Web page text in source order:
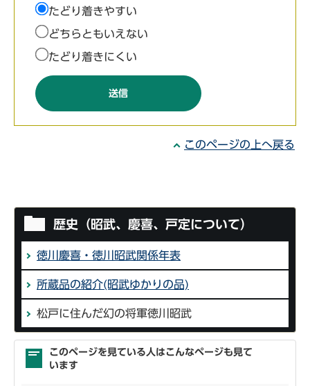
たどり着きやすい
どちらともいえない
たどり着きにくい
このページの上へ戻る
歴史（昭武、慶喜、戸定について）
徳川慶喜・徳川昭武関係年表
所蔵品の紹介(昭武ゆかりの品)
松戸に住んだ幻の将軍徳川昭武
このページを見ている人はこんなページも見て
います